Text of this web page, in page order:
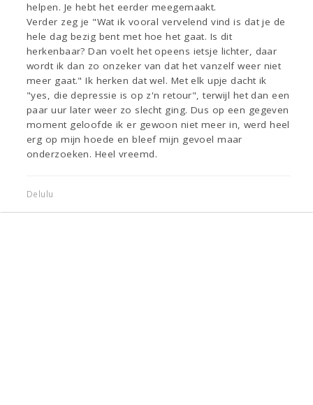
helpen. Je hebt het eerder meegemaakt.
Verder zeg je "Wat ik vooral vervelend vind is dat je de
hele dag bezig bent met hoe het gaat. Is dit
herkenbaar? Dan voelt het opeens ietsje lichter, daar
wordt ik dan zo onzeker van dat het vanzelf weer niet
meer gaat." Ik herken dat wel. Met elk upje dacht ik
"yes, die depressie is op z'n retour", terwijl het dan een
paar uur later weer zo slecht ging. Dus op een gegeven
moment geloofde ik er gewoon niet meer in, werd heel
erg op mijn hoede en bleef mijn gevoel maar
onderzoeken. Heel vreemd.
Delulu